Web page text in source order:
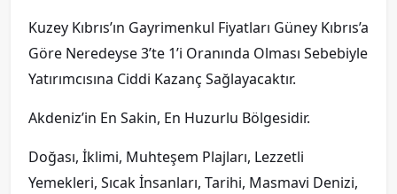
Kuzey Kıbrıs’ın Gayrimenkul Fiyatları Güney Kıbrıs’a
Göre Neredeyse 3’te 1’i Oranında Olması Sebebiyle
Yatırımcısına Ciddi Kazanç Sağlayacaktır.
Akdeniz’in En Sakin, En Huzurlu Bölgesidir.
Doğası, İklimi, Muhteşem Plajları, Lezzetli
Yemekleri, Sıcak İnsanları, Tarihi, Masmavi Denizi,